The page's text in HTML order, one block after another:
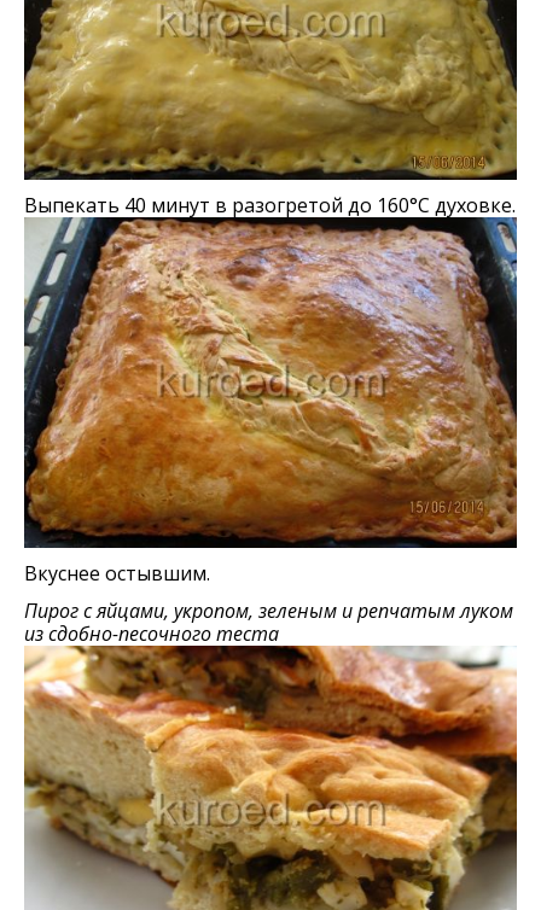
Выпекать 40 минут в разогретой до 160°С духовке.
Вкуснее остывшим.
Пирог с яйцами, укропом, зеленым и репчатым луком
из сдобно-песочного теста